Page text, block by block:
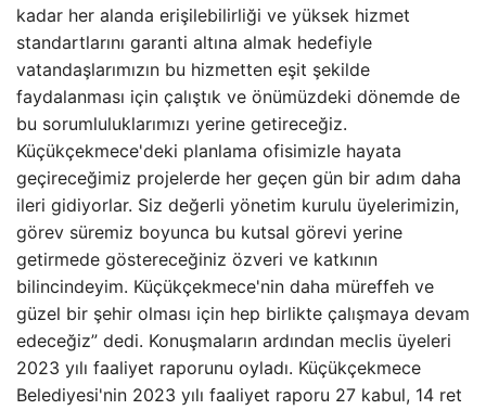
kadar her alanda erişilebilirliği ve yüksek hizmet
standartlarını garanti altına almak hedefiyle
vatandaşlarımızın bu hizmetten eşit şekilde
faydalanması için çalıştık ve önümüzdeki dönemde de
bu sorumluluklarımızı yerine getireceğiz.
Küçükçekmece'deki planlama ofisimizle hayata
geçireceğimiz projelerde her geçen gün bir adım daha
ileri gidiyorlar. Siz değerli yönetim kurulu üyelerimizin,
görev süremiz boyunca bu kutsal görevi yerine
getirmede göstereceğiniz özveri ve katkının
bilincindeyim. Küçükçekmece'nin daha müreffeh ve
güzel bir şehir olması için hep birlikte çalışmaya devam
edeceğiz” dedi. Konuşmaların ardından meclis üyeleri
2023 yılı faaliyet raporunu oyladı. Küçükçekmece
Belediyesi'nin 2023 yılı faaliyet raporu 27 kabul, 14 ret